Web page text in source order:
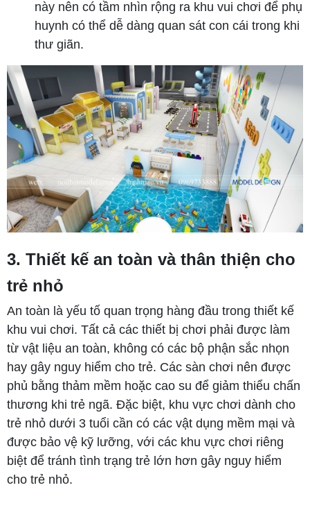
này nên có tầm nhìn rộng ra khu vui chơi để phụ
huynh có thể dễ dàng quan sát con cái trong khi
thư giãn.
3. Thiết kế an toàn và thân thiện cho
trẻ nhỏ
An toàn là yếu tố quan trọng hàng đầu trong thiết kế
khu vui chơi. Tất cả các thiết bị chơi phải được làm
từ vật liệu an toàn, không có các bộ phận sắc nhọn
hay gây nguy hiểm cho trẻ. Các sàn chơi nên được
phủ bằng thảm mềm hoặc cao su để giảm thiểu chấn
thương khi trẻ ngã. Đặc biệt, khu vực chơi dành cho
trẻ nhỏ dưới 3 tuổi cần có các vật dụng mềm mại và
được bảo vệ kỹ lưỡng, với các khu vực chơi riêng
biệt để tránh tình trạng trẻ lớn hơn gây nguy hiểm
cho trẻ nhỏ.